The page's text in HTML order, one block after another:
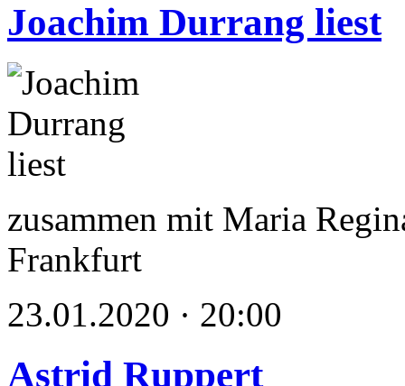
Joachim Durrang liest
zusammen mit Maria
Frankfurt
23.01.2020 · 20:00
Astrid Ruppert